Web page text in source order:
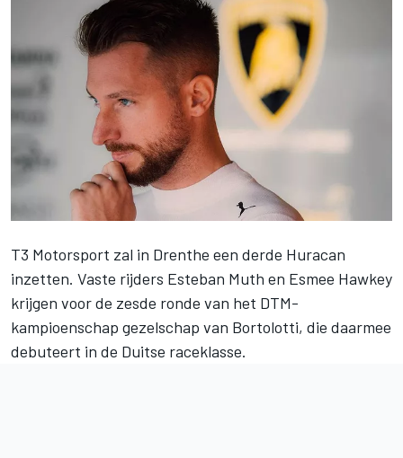
T3 Motorsport zal in Drenthe een derde Huracan
inzetten. Vaste rijders Esteban Muth en Esmee Hawkey
krijgen voor de zesde ronde van het DTM-
kampioenschap gezelschap van Bortolotti, die daarmee
debuteert in de Duitse raceklasse.